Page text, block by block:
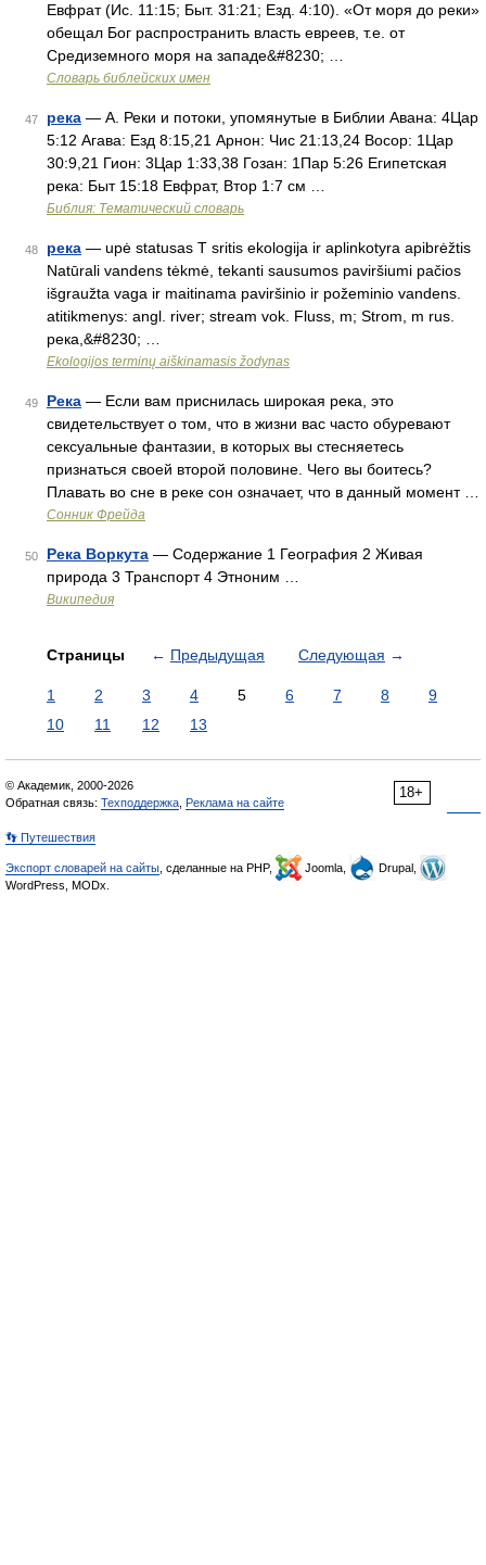
Евфрат (Ис. 11:15; Быт. 31:21; Езд. 4:10). «От моря до реки»
обещал Бог распространить власть евреев, т.е. от
Средиземного моря на западе&#8230; …
Словарь библейских имен
47 река — А. Реки и потоки, упомянутые в Библии Авана: 4Цар
5:12 Агава: Езд 8:15,21 Арнон: Чис 21:13,24 Восор: 1Цар
30:9,21 Гион: 3Цар 1:33,38 Гозан: 1Пар 5:26 Египетская
река: Быт 15:18 Евфрат, Втор 1:7 см …
Библия: Тематический словарь
48 река — upė statusas T sritis ekologija ir aplinkotyra apibrėžtis
Natūrali vandens tėkmė, tekanti sausumos paviršiumi pačios
išgraužta vaga ir maitinama paviršinio ir požeminio vandens.
atitikmenys: angl. river; stream vok. Fluss, m; Strom, m rus.
река,&#8230; …
Ekologijos terminų aiškinamasis žodynas
49 Река — Если вам приснилась широкая река, это
свидетельствует о том, что в жизни вас часто обуревают
сексуальные фантазии, в которых вы стесняетесь
признаться своей второй половине. Чего вы боитесь?
Плавать во сне в реке сон означает, что в данный момент …
Cонник Фрейда
50 Река Воркута — Содержание 1 География 2 Живая
природа 3 Транспорт 4 Этноним …
Википедия
Страницы ← Предыдущая Следующая →
1 2 3 4 5 6 7 8
9
10
11 12 13
18+
© Академик, 2000-2026
Обратная связь: Техподдержка Реклама на сайте
👣 Путешествия
Экспорт словарей на сайты , сделанные на PHP, Joomla,
Drupal,
WordPress, MODx.